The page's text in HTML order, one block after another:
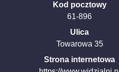
Kod pocztowy
61-896
Ulica
Towarowa 35
Strona internetowa